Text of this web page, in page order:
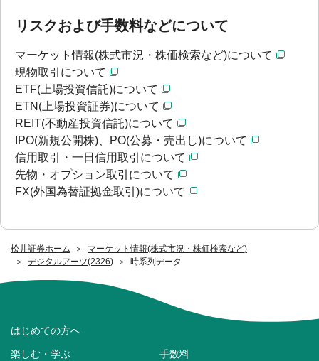
松井証券ホーム
マーケット情報(株式市況・株価検索など)
デジタルアーツ(2326)
時系列データ
リスクおよび手数料などについて
マーケット情報(株式市況・株価検索など)について
現物取引について
ETF(上場投資信託)について
ETN(上場投資証券)について
REIT(不動産投資信託)について
IPO(新規公開株)、PO(公募・売出し)について
信用取引・一日信用取引について
先物・オプション取引について
FX(外国為替証拠金取引)について
はじめての方へ
楽しむ・学ぶ 手数料